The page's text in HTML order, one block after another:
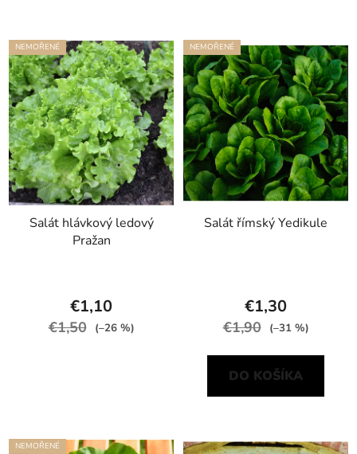
NEMOŘENÉ
Salát hlávkový ledový
Pražan
€1,10
€1,50 (–26 %)
NEMOŘENÉ
Salát římský Yedikule
€1,30
€1,90 (–31 %)
DO KOŠÍKA
NEMOŘENÉ